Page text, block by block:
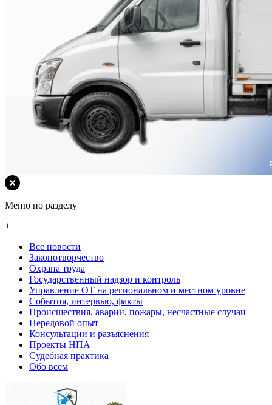
Меню по разделу
+
Все новости
Законотворчество
Охрана труда
Государственный надзор и контроль
Управление ОТ на региональном и местном уровне
События, интервью, факты
Происшествия, аварии, пожары, несчастные случаи
Передовой опыт
Консультации и разъяснения
Проекты НПА
Судебная практика
Обо всем